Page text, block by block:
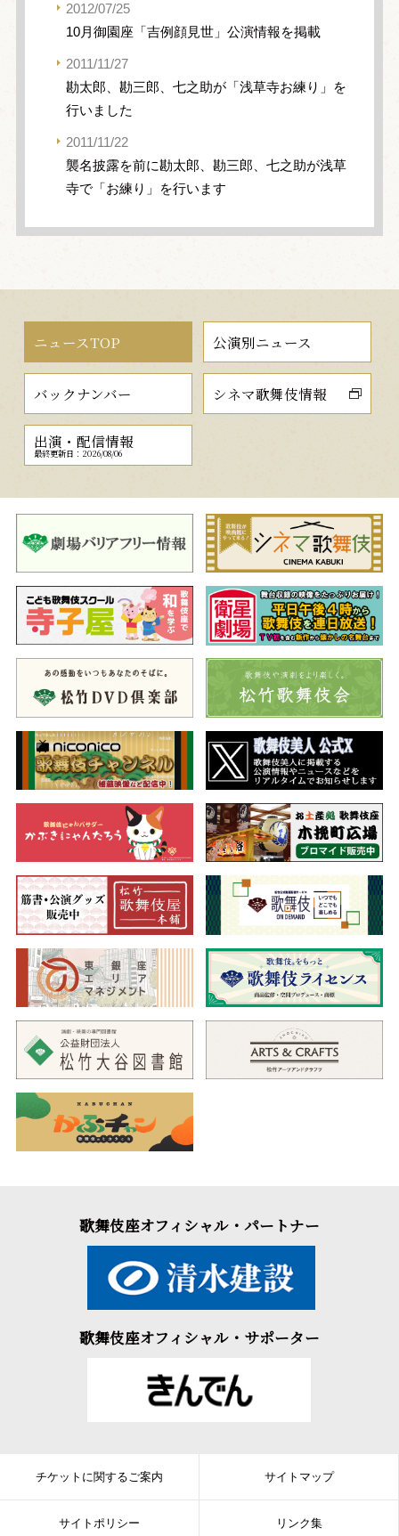
2012/07/25
10月御園座「吉例顔見世」公演情報を掲載
2011/11/27
勘太郎、勘三郎、七之助が「浅草寺お練り」を
行いました
2011/11/22
襲名披露を前に勘太郎、勘三郎、七之助が浅草
寺で「お練り」を行います
ニュースTOP 公演別ニュース
バックナンバー シネマ歌舞伎情報
出演・配信情報
最終更新日：2026/08/06
歌舞伎座オフィシャル・パートナー
歌舞伎座オフィシャル・サポーター
チケットに関するご案内 サイトマップ
サイトポリシー リンク集